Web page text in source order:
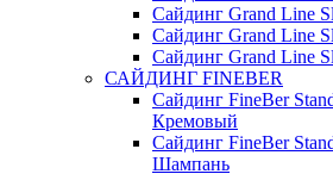
Сайдинг Grand Line
Сайдинг Grand Line
Сайдинг Grand Line
САЙДИНГ FINEBER
Сайдинг FineBer
Кремовый
Сайдинг FineBer
Шампань